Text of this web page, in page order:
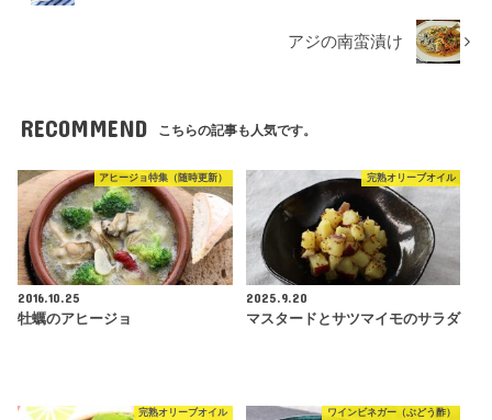
アジの南蛮漬け
RECOMMEND こちらの記事も人気です。
アヒージョ特集（随時更新）
2016.10.25
牡蠣のアヒージョ
完熟オリーブオイル
2025.9.20
マスタードとサツマイモのサラダ
完熟オリーブオイル ワインビネガー（ぶどう酢）